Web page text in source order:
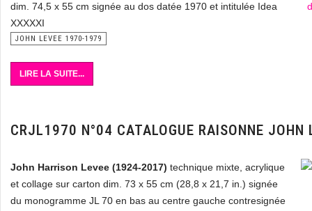
dim. 74,5 x 55 cm signée au dos datée 1970 et intitulée Idea
XXXXXI
JOHN LEVEE 1970-1979
LIRE LA SUITE...
CRJL1970 N°04 CATALOGUE RAISONNE JOHN
John Harrison Levee (1924-2017) technique mixte, acrylique
et collage sur carton dim. 73 x 55 cm (28,8 x 21,7 in.) signée
du monogramme JL 70 en bas au centre gauche contresignée